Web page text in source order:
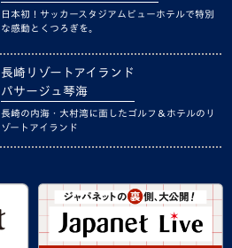
日本初！サッカースタジアムビューホテルで特別
な感動とくつろぎを。
長崎リゾートアイランド
パサージュ琴海
長崎の内海・大村湾に面したゴルフ＆ホテルのリ
ゾートアイランド